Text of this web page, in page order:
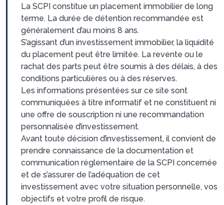
La SCPI constitue un placement immobilier de long
terme. La durée de détention recommandée est
généralement d’au moins 8 ans.
S’agissant d’un investissement immobilier, la liquidité
du placement peut être limitée. La revente ou le
rachat des parts peut être soumis à des délais, à des
conditions particulières ou à des réserves.
Les informations présentées sur ce site sont
communiquées à titre informatif et ne constituent ni
une offre de souscription ni une recommandation
personnalisée d’investissement.
Avant toute décision d’investissement, il convient de
prendre connaissance de la documentation et
communication réglementaire de la SCPI concernée
et de s’assurer de l’adéquation de cet
investissement avec votre situation personnelle, vos
objectifs et votre profil de risque.